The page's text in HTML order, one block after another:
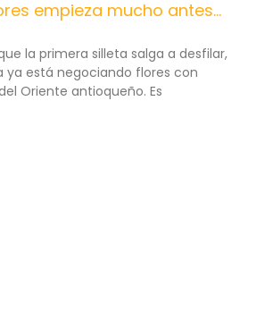
empieza mucho antes…
la primera silleta salga a desfilar,
ya está negociando flores con
Oriente antioqueño. Es